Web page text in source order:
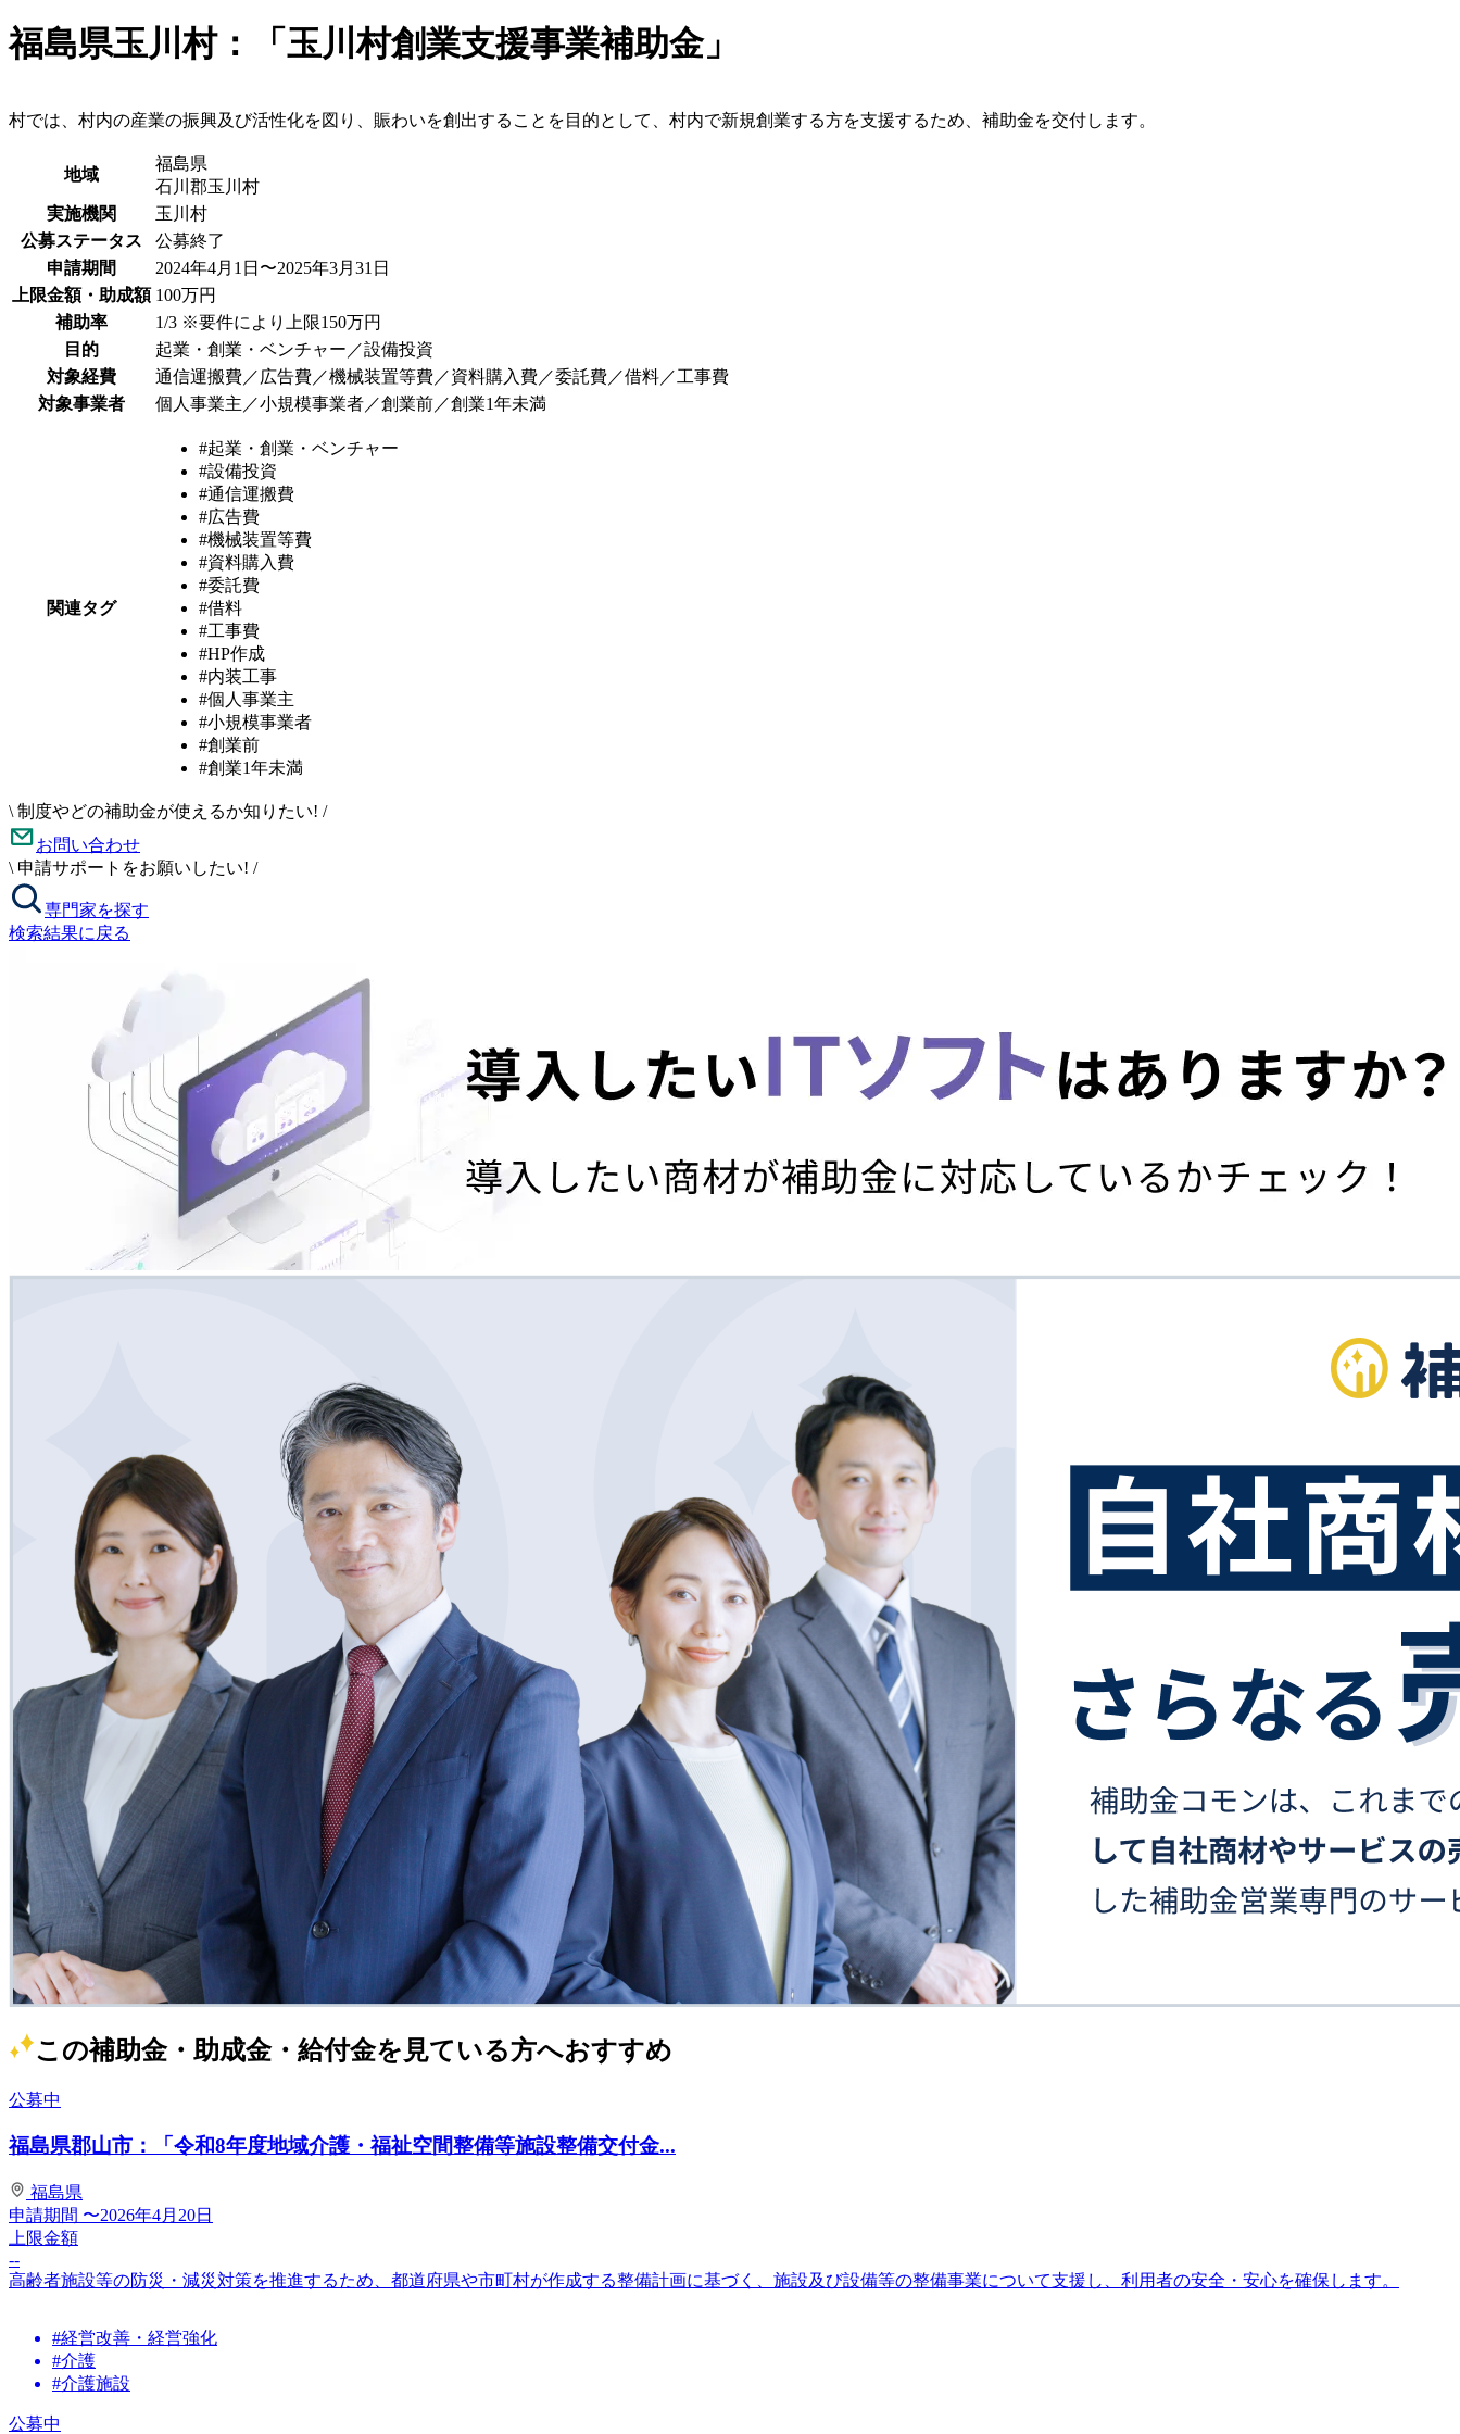
福島県玉川村：「玉川村創業支援事業補助金」
村では、村内の産業の振興及び活性化を図り、賑わいを創出することを目的として、村内で新規創業する方を支援するため、補助金を交付します。
地域
福島県
石川郡玉川村
実施機関
玉川村
公募ステータス
公募終了
申請期間
2024年4月1日〜2025年3月31日
上限金額・助成額 100万円
補助率
1/3 ※要件により上限150万円
目的
起業・創業・ベンチャー／設備投資
対象経費
通信運搬費／広告費／機械装置等費／資料購入費／委託費／借料／工事費
対象事業者
個人事業主／小規模事業者／創業前／創業1年未満
関連タグ
#起業・創業・ベンチャー
#設備投資
#通信運搬費
#広告費
#機械装置等費
#資料購入費
#委託費
#借料
#工事費
#HP作成
#内装工事
#個人事業主
#小規模事業者
#創業前
#創業1年未満
\ 制度やどの補助金が使えるか知りたい! /
お問い合わせ
\ 申請サポートをお願いしたい! /
専門家を探す
検索結果に戻る
この補助金・助成金・給付金を見ている方へおすすめ
公募中
福島県郡山市：「令和8年度地域介護・福祉空間整備等施設整備交付金...
福島県
申請期間 〜2026年4月20日
上限金額
--
高齢者施設等の防災・減災対策を推進するため、都道府県や市町村が作成する整備計画に基づく、施設及び設備等の整備事業について支援し、利用者の安全・安心を確保します。
#経営改善・経営強化
#介護
#介護施設
公募中